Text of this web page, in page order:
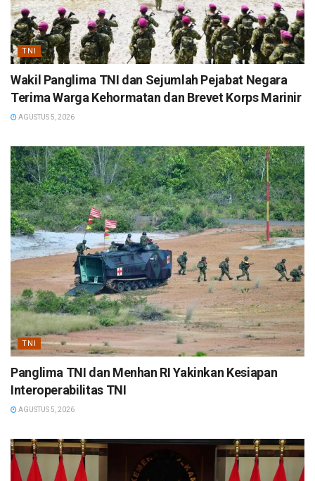
TNI
Wakil Panglima TNI dan Sejumlah Pejabat Negara
Terima Warga Kehormatan dan Brevet Korps Marinir
AGUSTUS 5, 2026
TNI
Panglima TNI dan Menhan RI Yakinkan Kesiapan
Interoperabilitas TNI
AGUSTUS 5, 2026